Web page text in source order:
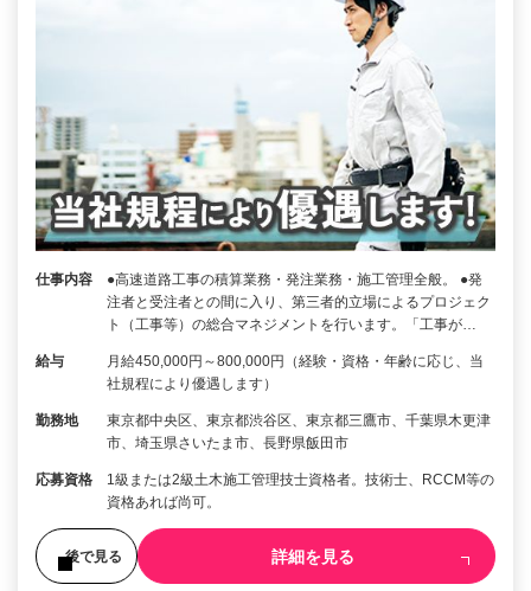
仕事内容
●高速道路工事の積算業務・発注業務・施工管理全般。 ●発
注者と受注者との間に入り、第三者的立場によるプロジェク
ト（工事等）の総合マネジメントを行います。「工事が…
給与
月給450,000円～800,000円（経験・資格・年齢に応じ、当
社規程により優遇します）
勤務地
東京都中央区、東京都渋谷区、東京都三鷹市、千葉県木更津
市、埼玉県さいたま市、長野県飯田市
応募資格
1級または2級土木施工管理技士資格者。技術士、RCCM等の
資格あれば尚可。
後で見る 詳細を見る